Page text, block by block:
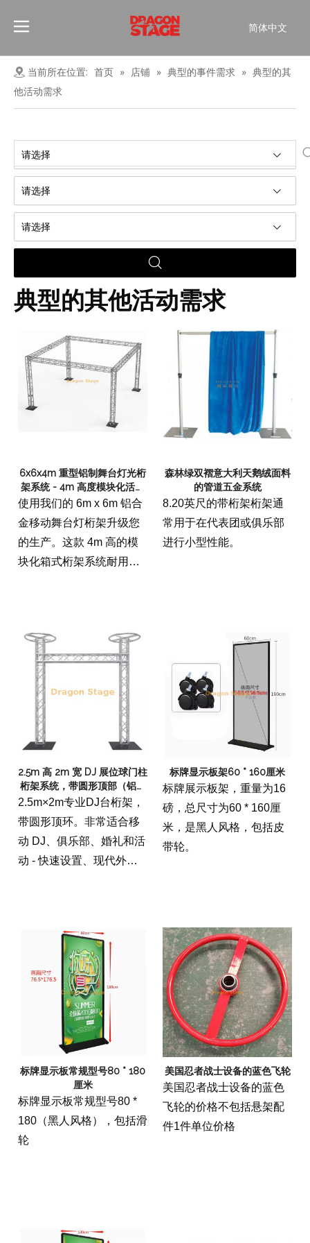
简体中文
Pусский
Français
当前所在位置: 首页 » 店铺 » 典型的事件需求 » 典型的其
他活动需求
请选择
请选择
请选择
典型的其他活动需求
6x6x4m 重型铝制舞台灯光桁
架系统 - 4m 高度模块化活动
箱桁架
使用我们的 6m x 6m 铝合
金移动舞台灯桁架升级您
的生产。这款 4m 高的模
块化箱式桁架系统耐用、
证。立即购买专业索具！
森林绿双褶意大利天鹅绒面料
的管道五金系统
8.20英尺的带桁架桁架通
常用于在代表团或俱乐部
进行小型性能。
2.5m 高 2m 宽 DJ 展位球门柱
桁架系统，带圆形顶部（铝插
口桁架）
2.5m×2m专业DJ台桁架，
带圆形顶环。非常适合移
动 DJ、俱乐部、婚礼和活
动 - 快速设置、现代外
标牌显示板架60 * 160厘米
标牌展示板架，重量为16
磅，总尺寸为60 * 160厘
米，是黑人风格，包括皮
带轮。
标牌显示板常规型号80 * 180
厘米
标牌显示板常规型号80 *
180（黑人风格），包括滑
轮
美国忍者战士设备的蓝色飞轮
美国忍者战士设备的蓝色
飞轮的价格不包括悬架配
件1件单位价格